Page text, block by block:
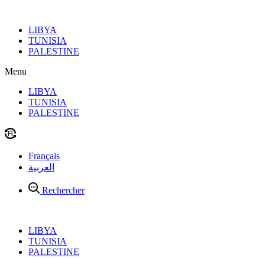
contenuLIBYA
TUNISIA
PALESTINE
Menu
LIBYA
TUNISIA
PALESTINE
Français
العربية
Rechercher
LIBYA
TUNISIA
PALESTINE